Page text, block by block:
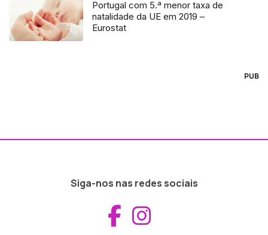
Portugal com 5.ª menor taxa de
natalidade da UE em 2019 –
Eurostat
PUB
Siga-nos nas redes sociais
Aceder ao